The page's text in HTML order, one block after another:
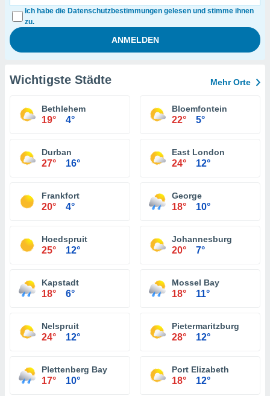
Ich habe die Datenschutzbestimmungen gelesen und stimme ihnen
zu.
Wichtigste Städte Mehr Orte
Bethlehem
19° 4°
Bloemfontein
22° 5°
Durban
27° 16°
East London
24° 12°
Frankfort
20° 4°
George
18° 10°
Hoedspruit
25° 12°
Johannesburg
20° 7°
Kapstadt
18° 6°
Mossel Bay
18° 11°
Nelspruit
24° 12°
Pietermaritzburg
28° 12°
Plettenberg Bay
17° 10°
Port Elizabeth
18° 12°